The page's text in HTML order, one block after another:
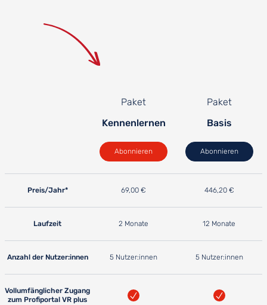
Paket
Kennenlernen
Abonnieren
Paket
Basis
Abonnieren
Preis/Jahr* 69,00 € 446,20 €
Laufzeit 2 Monate 12 Monate
Anzahl der Nutzer:innen 5 Nutzer:innen 5 Nutzer:innen
Vollumfänglicher Zugang
zum Profiportal VR plus